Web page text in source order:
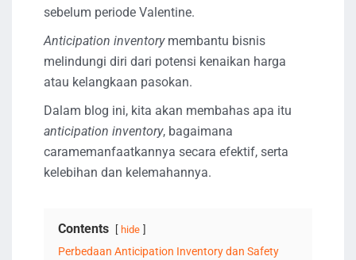
sebelum periode Valentine.
Anticipation inventorymembantu bisnis
melindungi diri dari potensi kenaikan harga
atau kelangkaan pasokan.
Dalam blog ini, kita akan membahas apa itu
anticipation inventory, bagaimana
caramemanfaatkannya secara efektif, serta
kelebihan dan kelemahannya.
Contents hide
Perbedaan Anticipation Inventory dan Safety